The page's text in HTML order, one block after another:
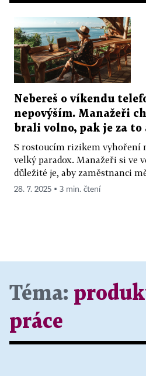
Nebereš o víkendu
nepovýším. Manažeři
brali volno, pak je za
S rostoucím rizikem vyhoření
velký paradox. Manažeři si ve
důležité je, aby zaměstnanci
28. 7. 2025 ▪ 3 min. čtení
Téma:
práce